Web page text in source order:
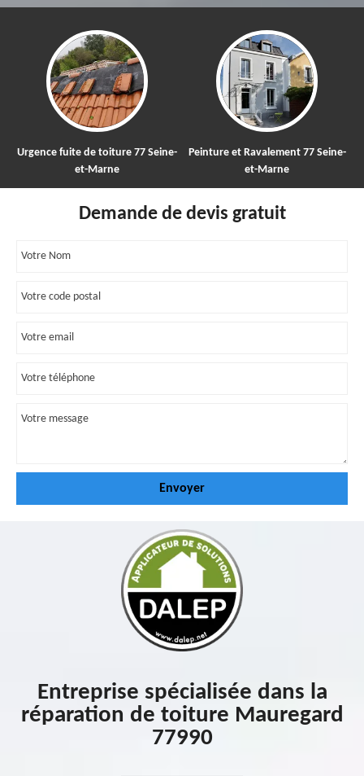
77 Seine-
Peinture et Ravalement 77 Seine-
Nettoyage et
Demande de devis gratuit
Entreprise spécialisée dans la
réparation de toiture Mauregard
77990